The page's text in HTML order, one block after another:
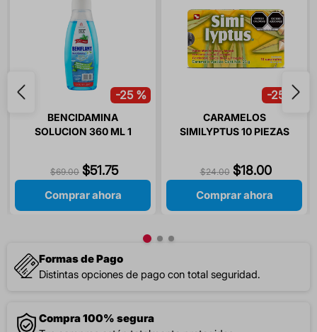
-25 %
BENCIDAMINA
SOLUCION 360 ML 1
$69.00 $51.75
Comprar ahora
-25 %
CARAMELOS
SIMILYPTUS 10 PIEZAS
$24.00 $18.00
Comprar ahora
Formas de Pago
Distintas opciones de pago con total seguridad.
Compra 100% segura